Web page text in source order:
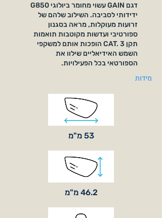
דגם GAIN עשוי מחומר ביולוגי G850
ידידותי לסביבה. השילוב שלהם של
זרועות מעוקלות, מראה בסגנון
ספורטיבי ועדשות מקוטבות תואמות
תקן CAT. 3 הופכות אותם למשקפי
השמש האידיאליים שילוו את
הספורטאי בכל הפעילויות.
מידות
53 מ"מ
46.2 מ"מ